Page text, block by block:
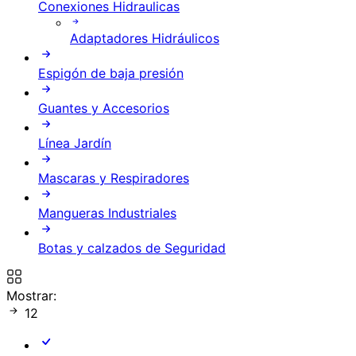
Conexiones Hidraulicas
Adaptadores Hidráulicos
Espigón de baja presión
Guantes y Accesorios
Línea Jardín
Mascaras y Respiradores
Mangueras Industriales
Botas y calzados de Seguridad
Mostrar:
12